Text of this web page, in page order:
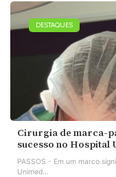
DESTAQUES
Cirurgia de marca-
sucesso no Hospital
PASSOS - Em um marco
Unimed...